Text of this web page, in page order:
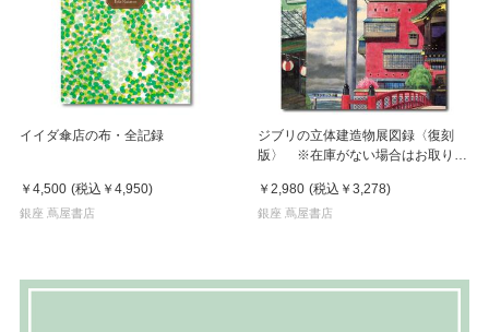
イイダ傘店の布・全記録
￥4,500 (税込 ￥4,950)
銀座 蔦屋書店
ジブリの立体建造物展図録〈復刻
版〉 ※在庫がない場合はお取り寄
￥2,980 (税込 ￥3,278)
銀座 蔦屋書店